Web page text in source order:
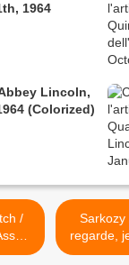
1964
Lincoln,
(Colorized)
Sarkozy
regarde,